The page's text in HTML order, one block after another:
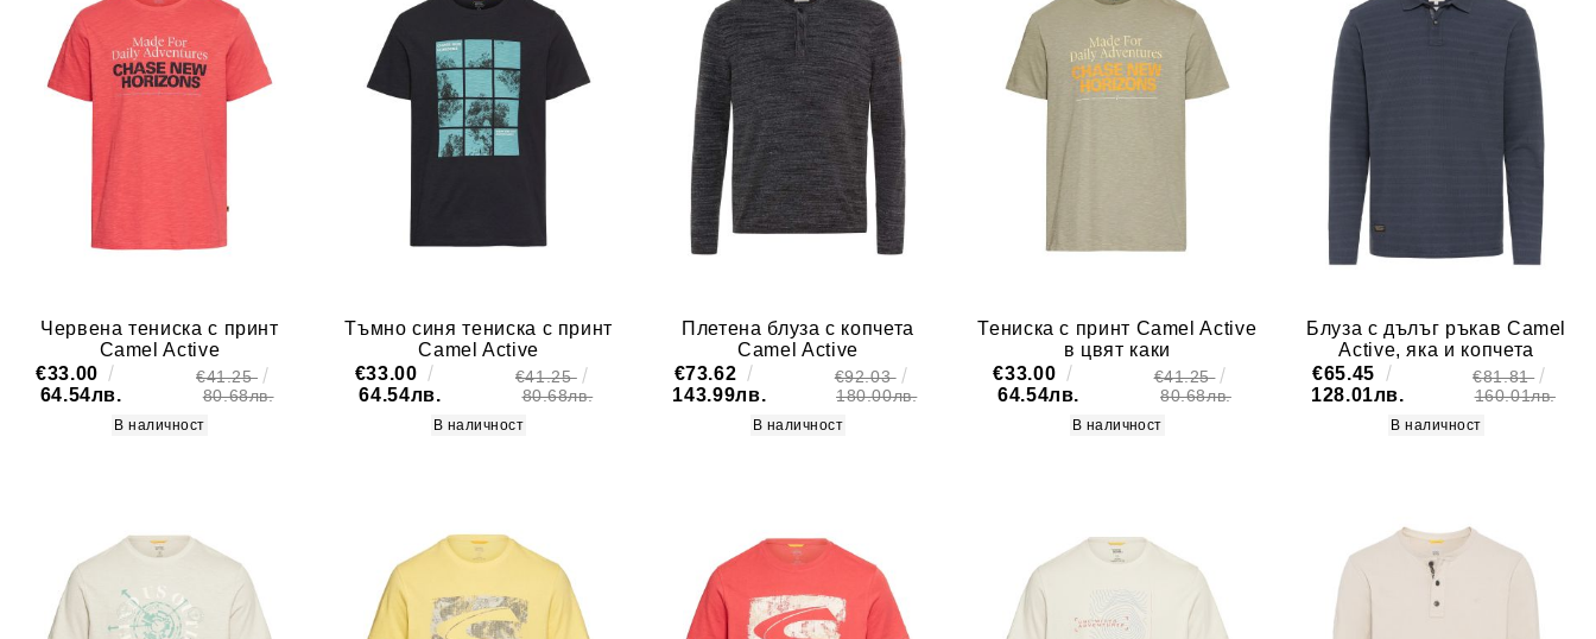
Червена тениска с принт
Camel Active
€33.00
64.54лв.
€41.25
80.68лв.
В наличност
Тъмно синя тениска с принт
Camel Active
€33.00
64.54лв.
€41.25
80.68лв.
В наличност
Плетена блуза с копчета
Camel Active
€73.62
143.99лв.
€92.03
180.00лв.
В наличност
Тениска с принт Camel Active
в цвят каки
€33.00
64.54лв.
€41.25
80.68лв.
В наличност
Блуза с дълъг ръкав Camel
Active, яка и копчета
€65.45
128.01лв.
€81.81
160.01лв.
В наличност